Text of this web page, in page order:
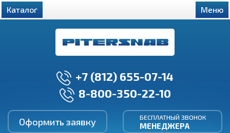
+7 (812) 655-07-14
8-800-350-22-10
Оформить заявку БЕСПЛАТНЫЙ ЗВОНОК
МЕНЕДЖЕРА
Каталог Меню